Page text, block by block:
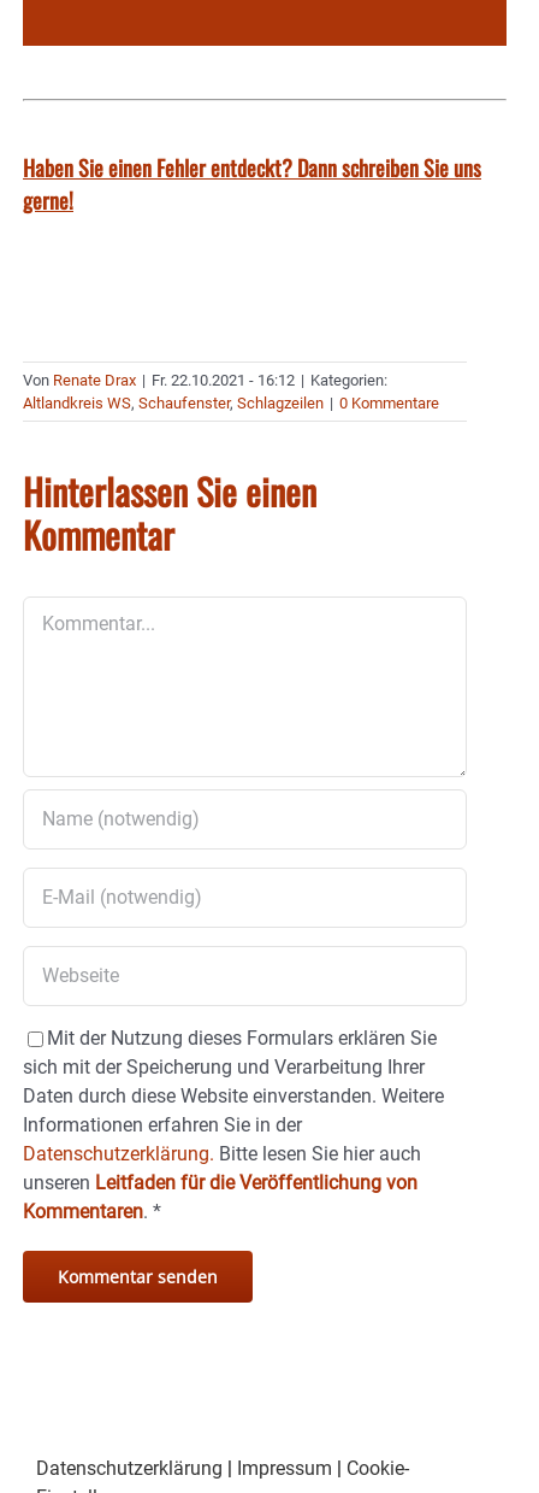
Haben Sie einen Fehler entdeckt? Dann schreiben Sie uns
gerne!
Von Renate Drax | Fr. 22.10.2021 - 16:12 | Kategorien:
Altlandkreis WS, Schaufenster, Schlagzeilen | 0 Kommentare
Hinterlassen Sie einen
Kommentar
Mit der Nutzung dieses Formulars erklären Sie
sich mit der Speicherung und Verarbeitung Ihrer
Daten durch diese Website einverstanden. Weitere
Informationen erfahren Sie in der
Datenschutzerklärung. Bitte lesen Sie hier auch
unseren Leitfaden für die Veröffentlichung von
Kommentaren. *
Datenschutzerklärung | Impressum | Cookie-